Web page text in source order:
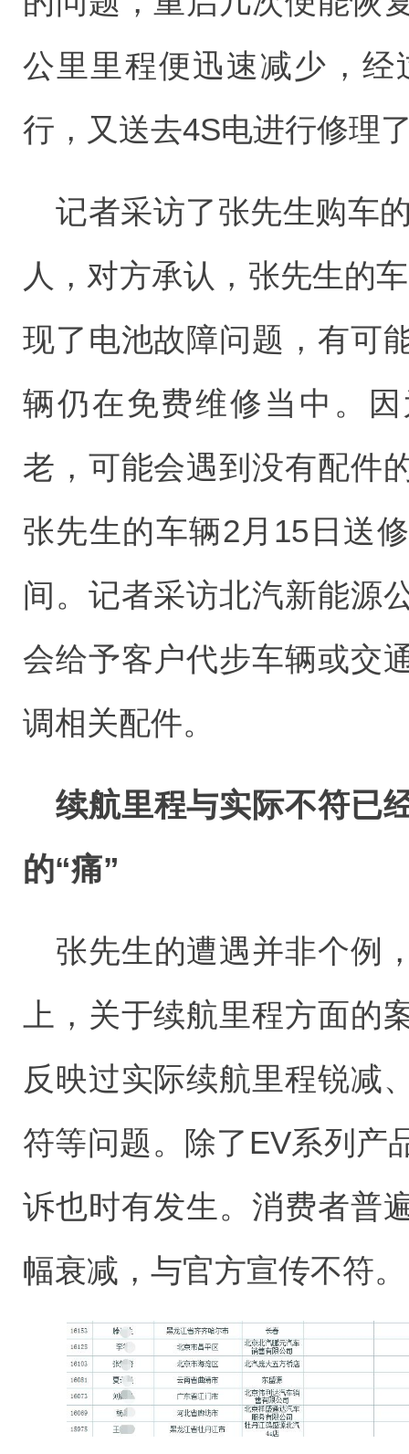
公里里程便迅速减少，
行，又送去4S电进行修理
记者采访了张先生购车
人，对方承认，张先生的
现了电池故障问题，有可
辆仍在免费维修当中。
老，可能会遇到没有配件
张先生的车辆2月15日送
间。记者采访北汽新能源
会给予客户代步车辆或交
调相关配件。
续航里程与实际不符已
的“痛”
张先生的遭遇并非个例
上，关于续航里程方面的
反映过实际续航里程锐减
符等问题。除了EV系列产
诉也时有发生。消费者普
幅衰减，与官方宣传不符。